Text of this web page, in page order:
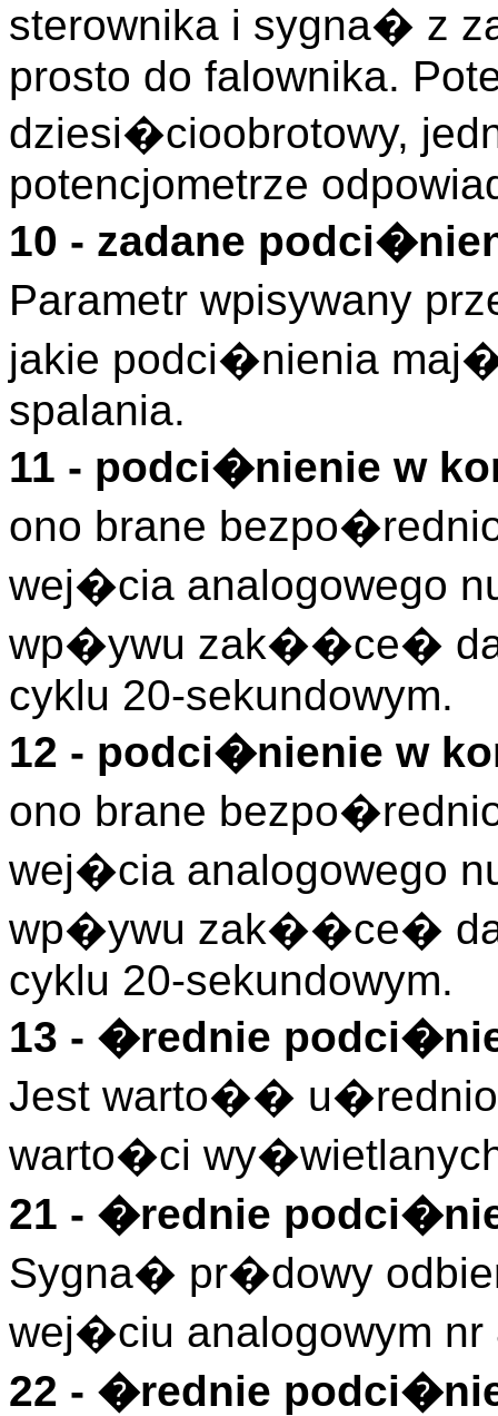
sterownika i sygna� z
prosto do falownika.
dziesi�cioobrotowy,
potencjometrze
10 - zadane
Parametr wpisywany
jakie podci�nienia
spalania.
11 - podci�nienie w
ono brane
wej�cia analogowego
wp�ywu zak��ce�
cyklu 20-sekundowym.
12 - podci�nienie w
ono brane
wej�cia analogowego
wp�ywu zak��ce�
cyklu 20-sekundowym.
13 - �rednie
Jest warto��
warto�ci
21 - �rednie
Sygna� pr�dowy
wej�ciu analogowym nr
22 - �rednie